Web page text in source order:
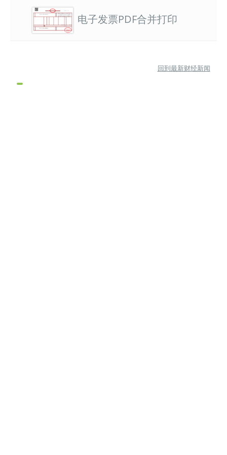
电子发票PDF合并打印
回到最新财经新闻